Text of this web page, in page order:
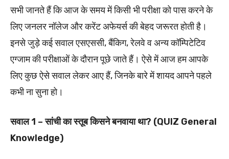
सभी जानते हैं कि आज के समय में किसी भी परीक्षा को पास करने के
लिए जनलर नॉलेज और करेंट अफेयर्स की बेहद जरूरत होती है।
इनसे जुड़े कई सवाल एसएससी, बैंकिग, रेलवे व अन्य कॉम्पिटेटिव
एग्जाम की परीक्षाओं के दौरान पूछे जाते हैं। ऐसे में आज हम आपके
लिए कुछ ऐसे सवाल लेकर आए हैं, जिनके बारे में शायद आपने पहले
कभी ना सुना हो।
सवाल 1 – सांची का स्तूब किसने बनवाया था? (QUIZ General
Knowledge)